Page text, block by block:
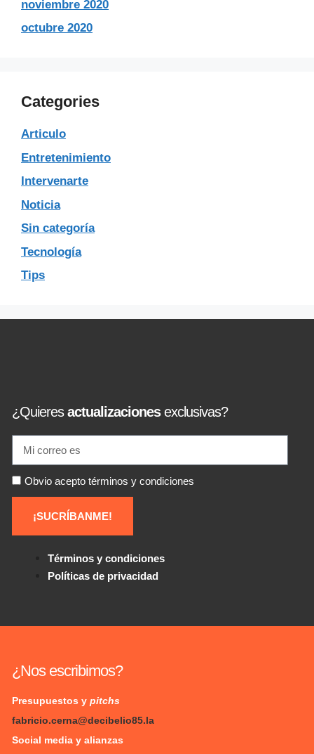
noviembre 2020
octubre 2020
Categories
Articulo
Entretenimiento
Intervenarte
Noticia
Sin categoría
Tecnología
Tips
¿Quieresactualizacionesexclusivas?
Obvio acepto términos y condiciones
¡SUCRÍBANME!
Términos y condiciones
Políticas de privacidad
¿Nos escribimos?
Presupuestos y pitchs
fabricio.cerna@decibelio85.la
Social media y alianzas